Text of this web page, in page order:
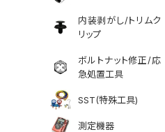
内装剥がし/トリムク
リップ
ボルトナット修正/応
急処置工具
SST(特殊工具)
測定機器